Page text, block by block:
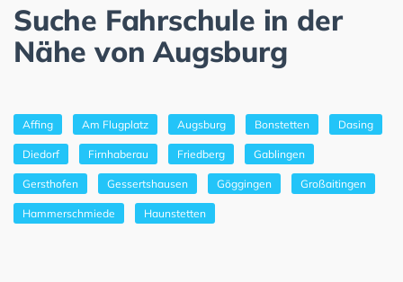
Suche Fahrschule in der
Nähe von Augsburg
Affing Am Flugplatz Augsburg Bonstetten Dasing
Diedorf Firnhaberau Friedberg Gablingen
Gersthofen Gessertshausen Göggingen Großaitingen
Hammerschmiede Haunstetten